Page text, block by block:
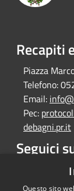
Recapiti
Piazza
Telefono:
Email:
Pec:
debagni.pr.it
Seguici
Facebook
Questo sito